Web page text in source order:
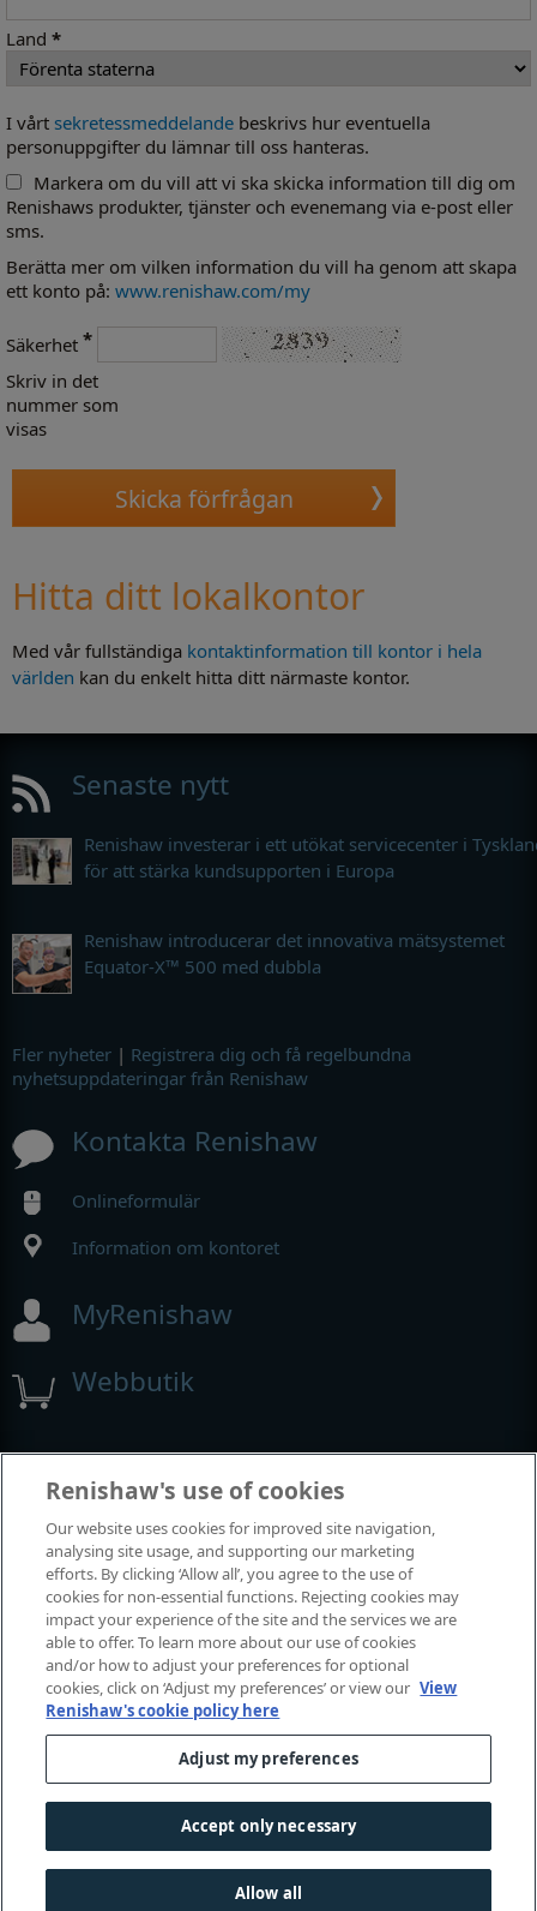
Land *
I vårt sekretessmeddelande beskrivs hur eventuella
personuppgifter du lämnar till oss hanteras.
Markera om du vill att vi ska skicka information till dig om
Renishaws produkter, tjänster och evenemang via e-post eller
sms.
Berätta mer om vilken information du vill ha genom att skapa
ett konto på: www.renishaw.com/my
Säkerhet *
Skriv in det
nummer som
visas
Hitta ditt lokalkontor
Med vår fullständiga kontaktinformation till kontor i hela
världen kan du enkelt hitta ditt närmaste kontor.
Senaste nytt
Renishaw investerar i ett utökat servicecenter i
för att stärka kundsupporten i Europa
Renishaw introducerar det innovativa mätsystemet
Equator-X™ 500 med dubbla
Fler nyheter | Registrera dig och få regelbundna
nyhetsuppdateringar från Renishaw
Kontakta Renishaw
Onlineformulär
Information om kontoret
MyRenishaw
Webbutik
Utställningar och konferenser
Tillställningar där vi deltar
© 2001–2026 Renishaw plc. Med ensamrätt.
Kontakta oss
Tillgänglighet
Information om cookies
Renishaw's use of cookies
Our website uses cookies for improved site navigation,
analysing site usage, and supporting our marketing
efforts. By clicking ‘Allow all’, you agree to the use of
cookies for non-essential functions. Rejecting cookies may
impact your experience of the site and the services we are
able to offer. To learn more about our use of cookies
and/or how to adjust your preferences for optional
cookies, click on ‘Adjust my preferences’ or view our View
Renishaw's cookie policy here
Adjust my preferences
Accept only necessary
Allow all